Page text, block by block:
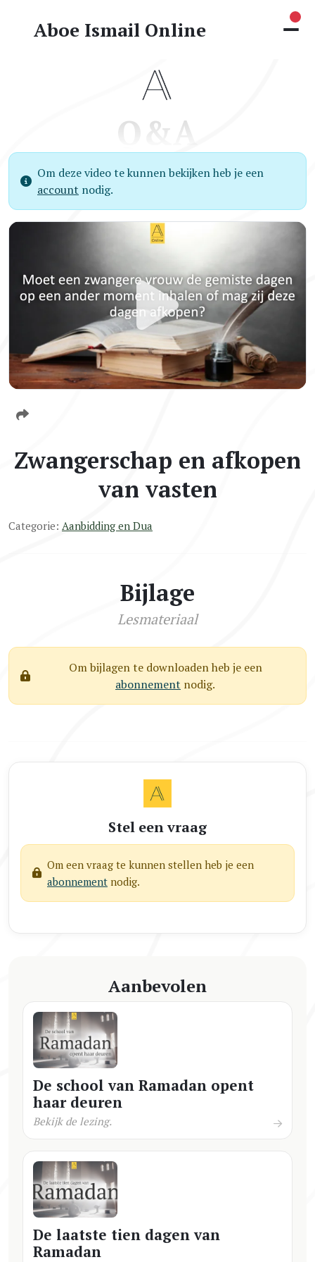
Aboe Ismail Online
Q&A
Om deze video te kunnen bekijken heb je een
account nodig.
Zwangerschap en afkopen
van vasten
Categorie: Aanbidding en Dua
Bijlage
Lesmateriaal
Om bijlagen te downloaden heb je een
abonnement nodig.
Stel een vraag
Om een vraag te kunnen stellen heb je een
abonnement nodig.
Aanbevolen
De school van Ramadan opent
haar deuren
Bekijk de lezing.
De laatste tien dagen van
Ramadan